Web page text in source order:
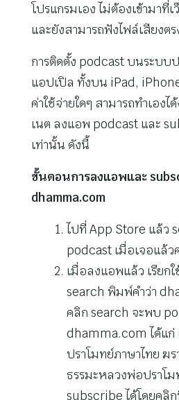
โปรแกรมเอง ไม่ต้องเข้ามาที่
และยังสามารถฟังไฟล์เสียงต
การติดตั้ง podcast บนระบบ
แอปเปิล ทั้งบน iPad,
ค่าใช้จ่ายใดๆ สามารถทำเอง
เนต ลงแอพ podcast และ
เท่านั้น ดังนี้
ขั้นตอนการลงแอพและ
dhamma.com
ไปที่ App Store แล้ว
podcast เมื่อเจอแล้ว
เมื่อลงแอพแล้ว เรียก
search พิมพ์คำว่า
คลิก search จะพบ
dhamma.com ได้แก่
ปราโมทย์ภาษาไทย ฆ
ธรรมะหลวงพ่อปราโ
subscribe ได้โดยคลิ